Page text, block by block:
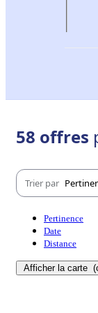
58 offres
Trier par
Pertinence
Date
Distance
Afficher la carte